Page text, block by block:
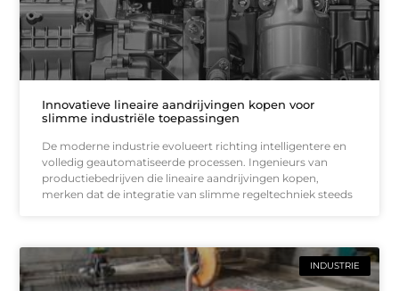
Innovatieve lineaire aandrijvingen kopen voor
slimme industriële toepassingen
De moderne industrie evolueert richting intelligentere en
volledig geautomatiseerde processen. Ingenieurs van
productiebedrijven die lineaire aandrijvingen kopen,
merken dat de integratie van slimme regeltechniek steeds
INDUSTRIE